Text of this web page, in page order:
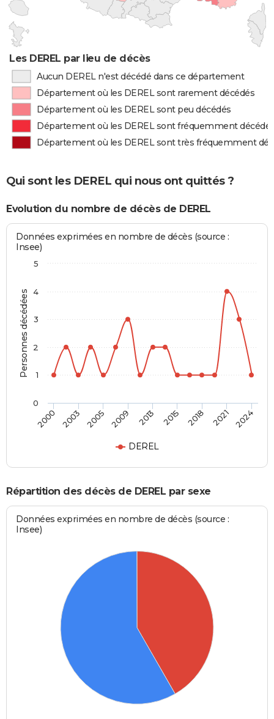
Les DEREL par lieu de décès
Aucun DEREL n'est décédé dans ce département
Département où les DEREL sont rarement décédés
Département où les DEREL sont peu décédés
Département où les DEREL sont fréquemment
Département où les DEREL sont très fréquemment
Qui sont les DEREL qui nous ont quittés ?
Evolution du nombre de décès de DEREL
Personnes décédées
Données exprimées en nombre de décès (source :
Insee)
DEREL
2000 2003 2005 2009 2013 2015 2018 2021 2024
0
1
2
3
4
5
Répartition des décès de DEREL par sexe
Données exprimées en nombre de décès (source :
Insee)